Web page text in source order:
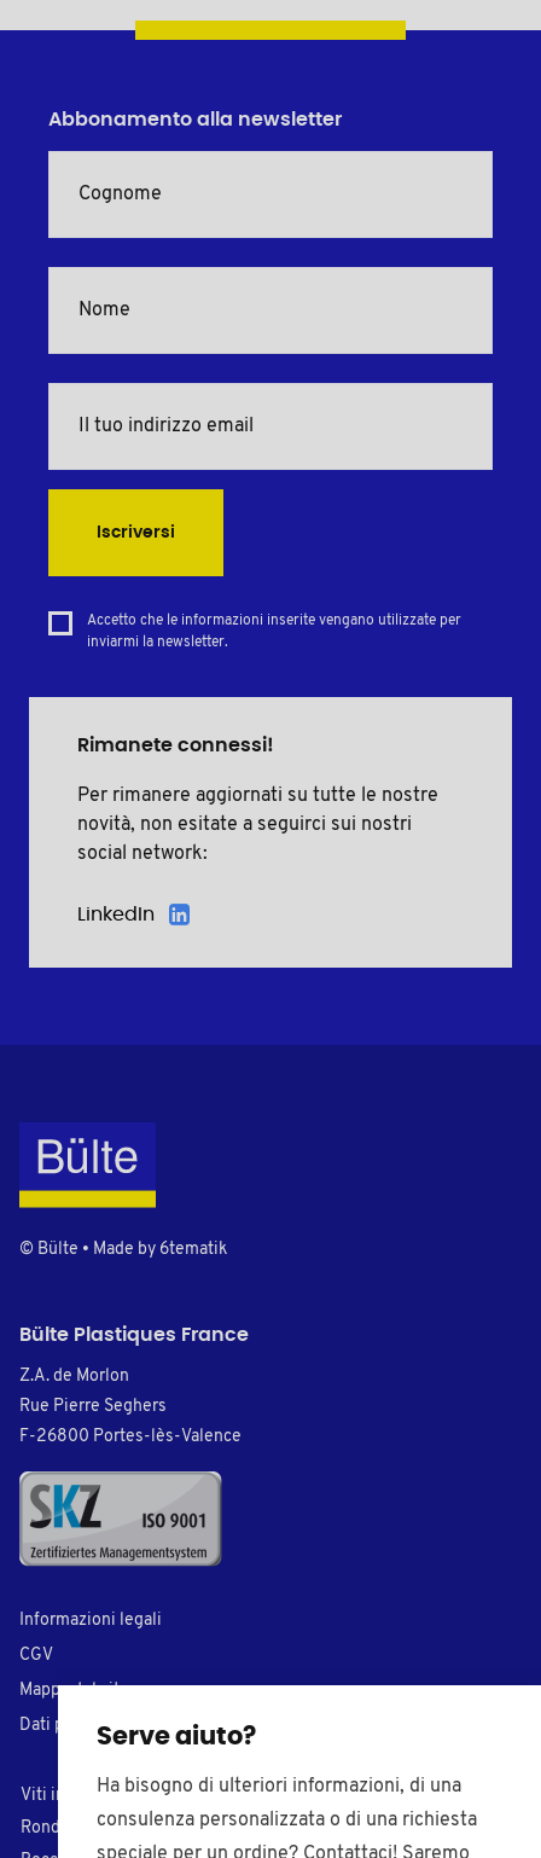
Serve aiuto?
Ha bisogno di ulteriori informazioni, di una
consulenza personalizzata o di una richiesta
Abbonamento alla newsletter
Iscriversi
Accetto che le informazioni inserite vengano utilizzate per
inviarmi la newsletter.
Rimanete connessi!
Per rimanere aggiornati su tutte le nostre
novità, non esitate a seguirci sui nostri
social network:
LinkedIn
© Bülte • Made by 6tematik
Bülte Plastiques France
Z.A. de Morlon
Rue Pierre Seghers
F-26800 Portes-lès-Valence
Informazioni legali
CGV
Mappa del sito
Dati personali
Viti in plastica
Tappi di chiusura
Rondelle in plastica
Inserti per tubi